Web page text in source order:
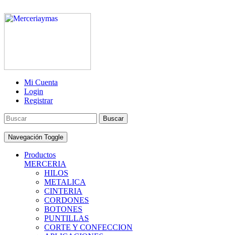
Mi Cuenta
Login
Registrar
Buscar
Navegación Toggle
Productos
MERCERIA
HILOS
METALICA
CINTERIA
CORDONES
BOTONES
PUNTILLAS
CORTE Y CONFECCION